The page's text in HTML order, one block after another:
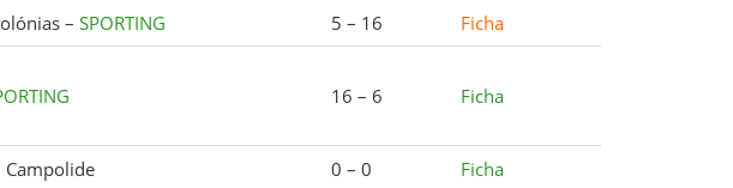
–SPORTING 5 – 16 Ficha
16 – 6 Ficha
Campolide 0 – 0
Ficha